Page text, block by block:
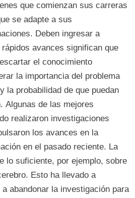
que comienzan sus carreras
se adapte a sus
Deben ingresar a
avances significan que
el conocimiento
la importancia del problema
la probabilidad de que puedan
Algunas de las mejores
realizaron investigaciones
los avances en la
en el pasado reciente. La
lo suficiente, por ejemplo, sobre
Esto ha llevado a
abandonar la investigación para